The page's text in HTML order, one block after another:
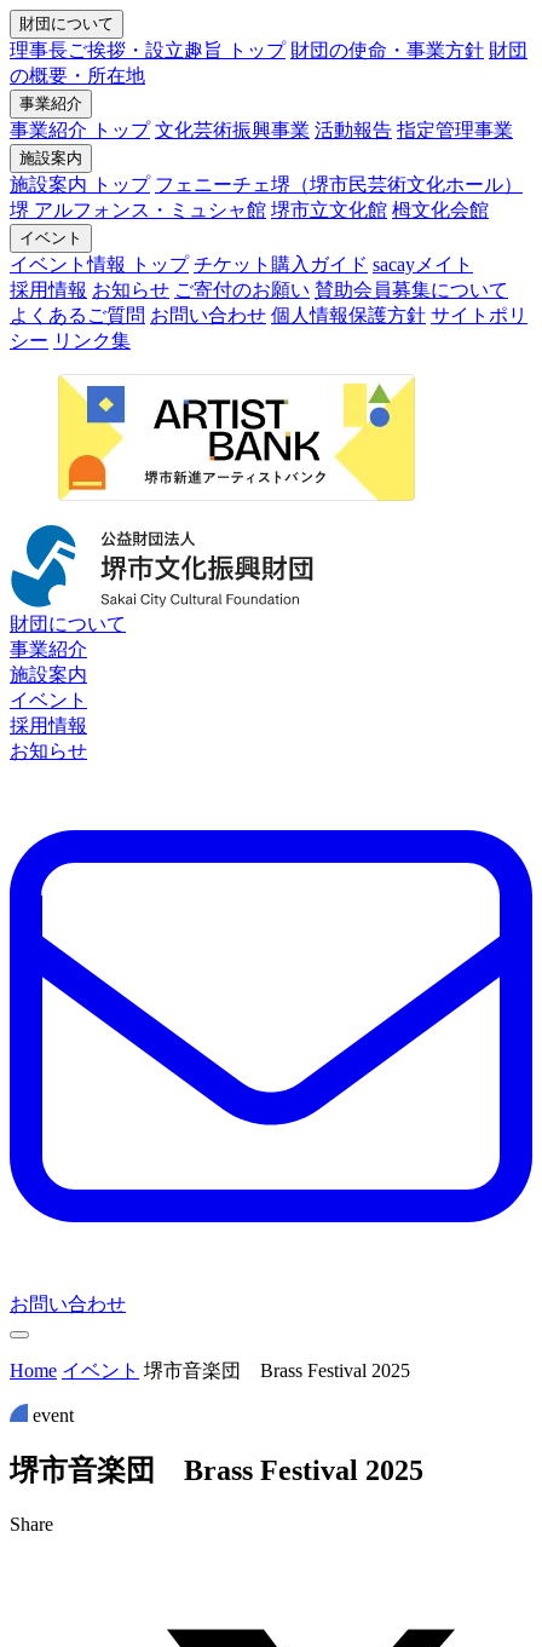
財団について
理事長ご挨拶・設立趣旨 トップ 財団の使命・事業方針 財団
の概要・所在地
事業紹介
事業紹介 トップ 文化芸術振興事業 活動報告 指定管理事業
施設案内
施設案内 トップ フェニーチェ堺（堺市民芸術文化ホール）
堺 アルフォンス・ミュシャ館 堺市立文化館 栂文化会館
イベント
イベント情報 トップ チケット購入ガイド sacayメイト
採用情報 お知らせ ご寄付のお願い 賛助会員募集について
よくあるご質問 お問い合わせ 個人情報保護方針 サイトポリ
シー リンク集
財団について
事業紹介
施設案内
イベント
採用情報
お知らせ
お問い合わせ
Home イベント 堺市音楽団 Brass Festival 2025
event
堺市音楽団 Brass Festival 2025
Share